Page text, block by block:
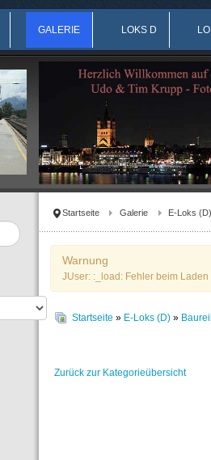
GALERIE LOKS D
Startseite Galerie E-Loks (D)
Warnung
JUser: :_load: Fehler beim
Startseite » E-Loks (D) »
Zurück zur Kategorieübersicht